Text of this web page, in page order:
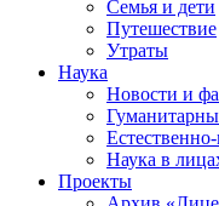
Семья и дети
Путешествие
Утраты
Наука
Новости и
Наука в
Проекты